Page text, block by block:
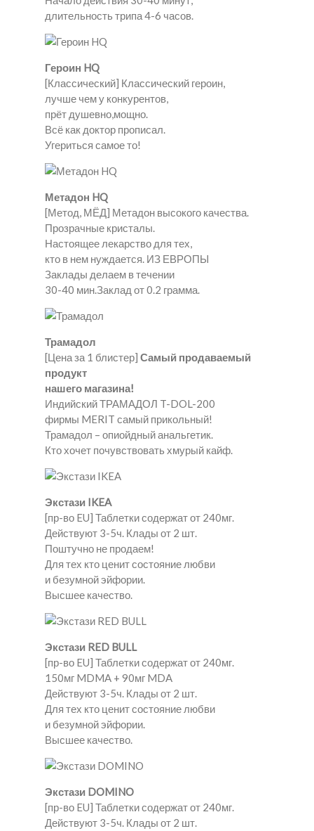
длительность трипа 4-6 часов.
Героин HQ
[Классический] Классический героин,
лучше чем у конкурентов,
прёт душевно,мощно.
Всё как доктор прописал.
Угериться самое то!
Метадон HQ
[Метод, МЁД] Метадон высокого качества.
Прозрачные кристалы.
Настоящее лекарство для тех,
кто в нем нуждается. ИЗ ЕВРОПЫ
Заклады делаем в течении
30-40 мин.Заклад от 0.2 грамма.
Трамадол
[Цена за 1 блистер] Самый продаваемый
продукт
нашего магазина!
Индийский ТРАМАДОЛ T-DOL-200
фирмы MERIT самый прикольный!
Трамадол – опиойдный анальгетик.
Кто хочет почувствовать хмурый кайф.
Экстази IKEA
[пр-во EU] Таблетки содержат от 240мг.
Действуют 3-5ч. Клады от 2 шт.
Поштучно не продаем!
Для тех кто ценит состояние любви
и безумной эйфории.
Высшее качество.
Экстази RED BULL
[пр-во EU] Таблетки содержат от 240мг.
150мг MDMA + 90мг MDA
Действуют 3-5ч. Клады от 2 шт.
Для тех кто ценит состояние любви
и безумной эйфории.
Высшее качество.
Экстази DOMINO
[пр-во EU] Таблетки содержат от 240мг.
Действуют 3-5ч. Клады от 2 шт.